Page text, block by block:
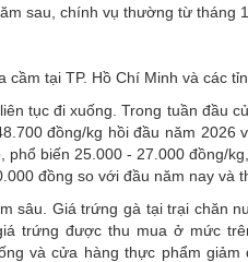
sau, chính vụ thường từ tháng
tại TP. Hồ Chí Minh và các
tục đi xuống. Trong tuần đầu
đồng/kg hồi đầu năm 2026
biến 25.000 - 27.000 đồng/
đồng so với đầu năm nay và
sâu. Giá trứng gà tại trại chăn
trứng được thu mua ở mức
và cửa hàng thực phẩm